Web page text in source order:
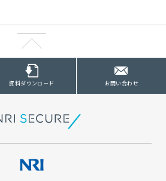
資料ダウンロード お問い合わせ